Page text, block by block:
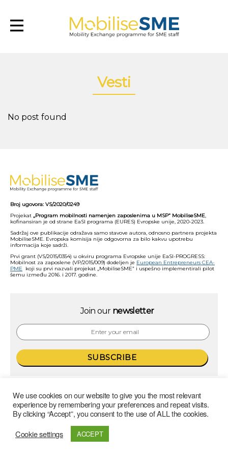
Vesti
No post found
Broj ugovora: VS/2020/0249
Projekat „Program mobilnosti namenjen zaposlenima u MSP“ MobiliseSME,
kofinansiran je od strane EaSI programa (EURES) Evropske unije, 2020-2023.
Sadržaj ove publikacije odražava samo stavove autora, odnosno partnera projekta
MobiliseSME. Evropska komisija nije odgovorna za bilo kakvu upotrebu
informacija koje sadrži.
Prvi grant (VS/2015/0354) u okviru programa Evropske unije EaSI-PROGRESS:
Mobilnost za zaposlene (VP/2015/009) dodeljen je European Entrepreneurs CEA-
PME koji su prvi nazvali projekat „MobiliseSME” i uspešno implementirali pilot
šemu između 2016. i 2017. godine.
Join our newsletter
We use cookies on our website to give you the most relevant
experience by remembering your preferences and repeat visits.
By clicking “Accept”, you consent to the use of ALL the cookies.
Cookie settings
ACCEPT